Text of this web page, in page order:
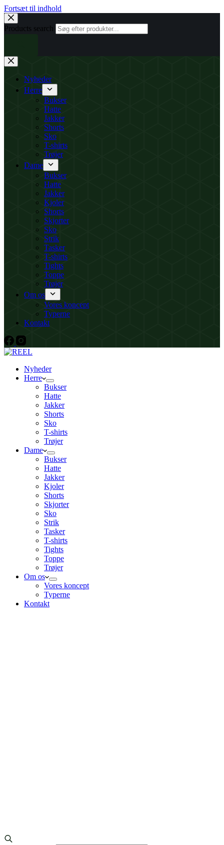
Fortsæt til indhold
Products search
Nyheder
Herre
Bukser
Hatte
Jakker
Shorts
Sko
T-shirts
Trøjer
Dame
Bukser
Hatte
Jakker
Kjoler
Shorts
Skjorter
Sko
Strik
Tasker
T-shirts
Tights
Toppe
Trøjer
Om os
Vores koncept
Typerne
Kontakt
Nyheder
Herre
Bukser
Hatte
Jakker
Shorts
Sko
T-shirts
Trøjer
Dame
Bukser
Hatte
Jakker
Kjoler
Shorts
Skjorter
Sko
Strik
Tasker
T-shirts
Tights
Toppe
Trøjer
Om os
Vores koncept
Typerne
Kontakt